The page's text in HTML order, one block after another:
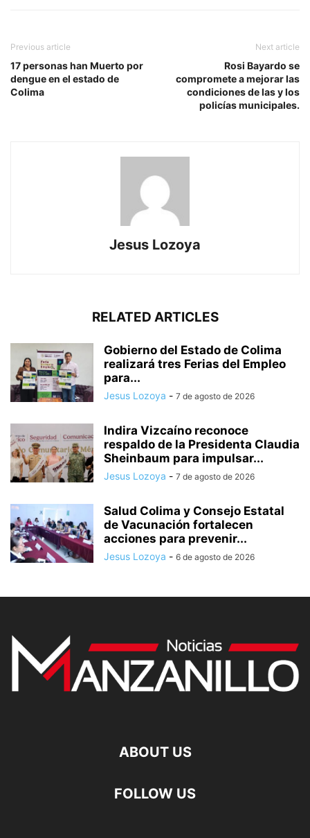
Previous article
17 personas han Muerto por
dengue en el estado de
Colima
Next article
Rosi Bayardo se
compromete a mejorar las
condiciones de las y los
policías municipales.
Jesus Lozoya
RELATED ARTICLES
Gobierno del Estado de Colima
realizará tres Ferias del Empleo
para...
Jesus Lozoya - 7 de agosto de 2026
Indira Vizcaíno reconoce
respaldo de la Presidenta Claudia
Sheinbaum para impulsar...
Jesus Lozoya - 7 de agosto de 2026
Salud Colima y Consejo Estatal
de Vacunación fortalecen
acciones para prevenir...
Jesus Lozoya - 6 de agosto de 2026
ABOUT US
FOLLOW US